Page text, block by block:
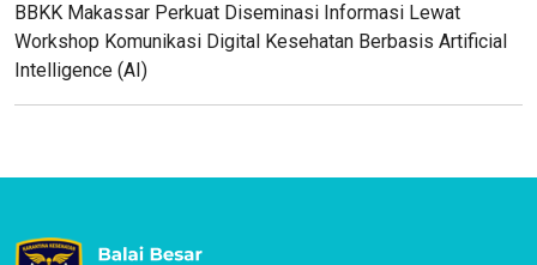
BBKK Makassar Perkuat Diseminasi Informasi Lewat
Workshop Komunikasi Digital Kesehatan Berbasis Artificial
Intelligence (AI)